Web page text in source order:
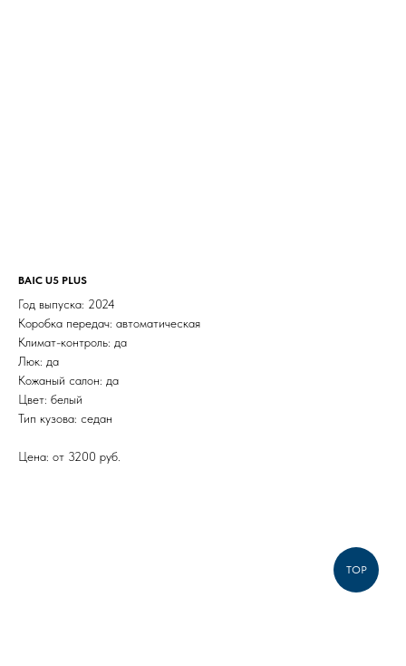
BAIC U5 PLUS
Год выпуска: 2024
Коробка передач: автоматическая
Климат-контроль: да
Люк: да
Кожаный салон: да
Цвет: белый
Тип кузова: седан
Цена: от 3200 руб.
TOP